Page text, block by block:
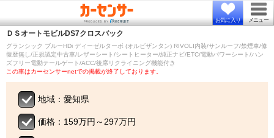
お気に入り メニュー
ＤＳオートモビルDS7クロスバック
グランシック ブルーHDi ディーゼルターボ (オルビザンタン) RIVOLI内装/サンルーフ/禁煙車/修
復歴無し/正規認定中古車/レザーシート/シートヒーター/純正ナビ/ETC/電動パワーシート/ハン
ズフリー電動テールゲート/ACC/後席リクライニング機能付き
この車はカーセンサーnetでの掲載が終了しております。
地域：愛知県
価格：159万円～297万円